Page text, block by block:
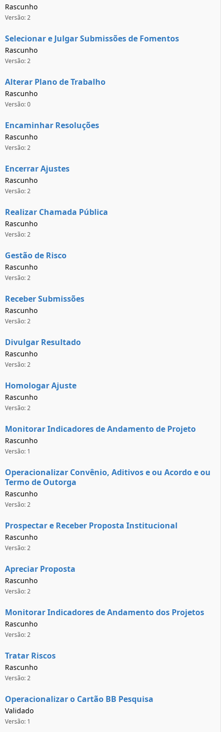
Rascunho
Versão: 2
Selecionar e Julgar Submissões de Fomentos
Rascunho
Versão: 2
Alterar Plano de Trabalho
Rascunho
Versão: 0
Encaminhar Resoluções
Rascunho
Versão: 2
Encerrar Ajustes
Rascunho
Versão: 2
Realizar Chamada Pública
Rascunho
Versão: 2
Gestão de Risco
Rascunho
Versão: 2
Receber Submissões
Rascunho
Versão: 2
Divulgar Resultado
Rascunho
Versão: 2
Homologar Ajuste
Rascunho
Versão: 2
Monitorar Indicadores de Andamento de Projeto
Rascunho
Versão: 1
Operacionalizar Convênio, Aditivos e ou Acordo e ou
Termo de Outorga
Rascunho
Versão: 2
Prospectar e Receber Proposta Institucional
Rascunho
Versão: 2
Apreciar Proposta
Rascunho
Versão: 2
Monitorar Indicadores de Andamento dos Projetos
Rascunho
Versão: 2
Tratar Riscos
Rascunho
Versão: 2
Operacionalizar o Cartão BB Pesquisa
Validado
Versão: 1